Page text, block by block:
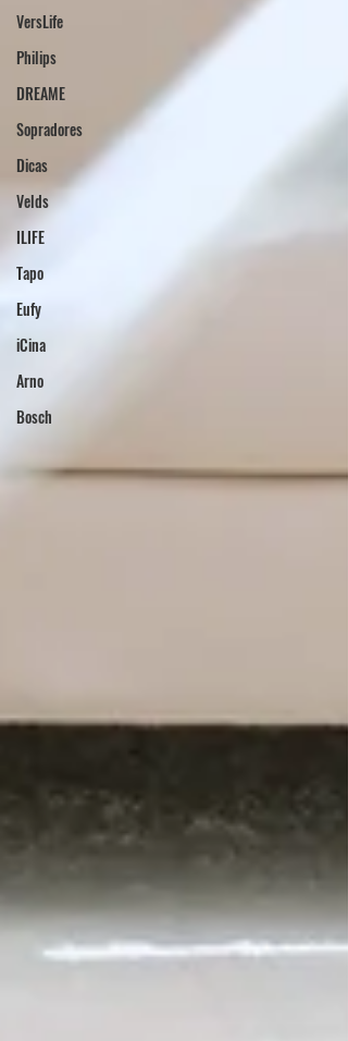
VersLife
Philips
DREAME
Sopradores
Dicas
Velds
ILIFE
Tapo
Eufy
iCina
Arno
Bosch